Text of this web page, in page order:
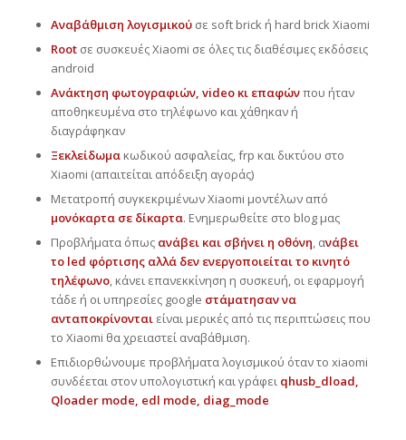
Αναβάθμιση λογισμικούσε soft brick ή hard brick Xiaomi
Rootσε συσκευές Xiaomi σε όλες τις διαθέσιμες εκδόσεις
android
Ανάκτηση φωτογραφιών, video κι επαφώνπου ήταν
αποθηκευμένα στο τηλέφωνο και χάθηκαν ή
διαγράφηκαν
Ξεκλείδωμακωδικού ασφαλείας, frp και δικτύου στο
Xiaomi (απαιτείται απόδειξη αγοράς)
Μετατροπή συγκεκριμένων Xiaomi μοντέλων από
μονόκαρτα σε δίκαρτα. Ενημερωθείτε στο blog μας
Προβλήματα όπως ανάβει και σβήνει η οθόνη, ανάβει
το led φόρτισης αλλά δεν ενεργοποιείται το κινητό
τηλέφωνο, κάνει επανεκκίνηση η συσκευή, οι εφαρμογή
τάδε ή οι υπηρεσίες google στάματησαν να
ανταποκρίνονταιείναι μερικές από τις περιπτώσεις που
το Xiaomi θα χρειαστεί αναβάθμιση.
Επιδιορθώνουμε προβλήματα λογισμικού όταν το xiaomi
συνδέεται στον υπολογιστική και γράφει qhusb_dload,
Qloader mode, edl mode, diag_mode